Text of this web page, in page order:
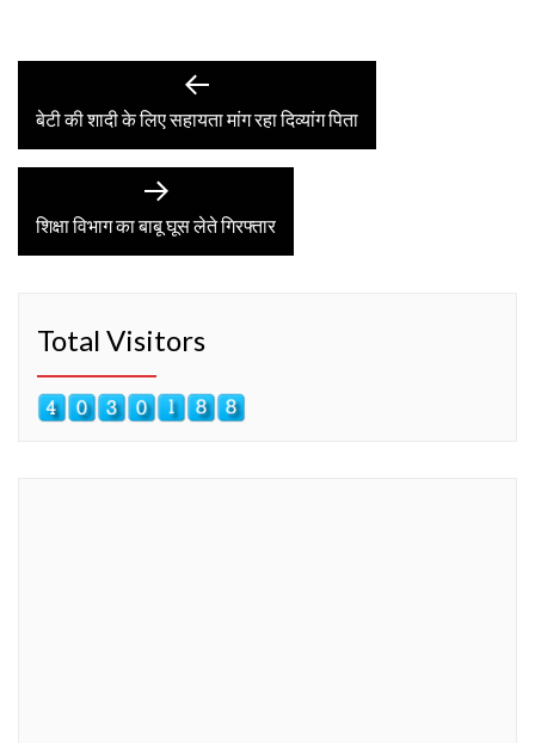
navigation
Previous
post:
बेटी की शादी के लिए सहायता मांग रहा दिव्यांग पिता
Next
post:
शिक्षा विभाग का बाबू घूस लेते गिरफ्तार
Total Visitors